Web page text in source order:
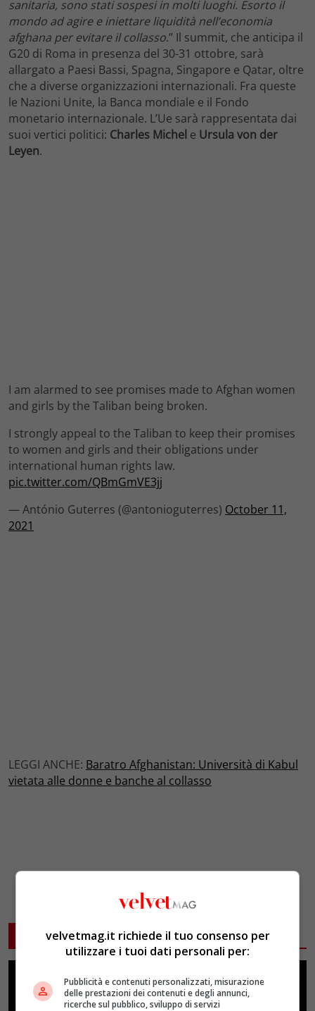
sanitaria, sono stati sospesi in molti luoghi. Esorto il
mondo ad agire e iniettare liquidità nell’economia
afghana per evitare il collasso.” Il summit, che anticipa il
G20 di Roma in presenza del 30-31 ottobre, sarà
allargato a Paesi Bassi, Spagna, Singapore e Qatar, oltre
che a diverse organizzazioni internazionali. Fra queste
le Nazioni Unite, la Banca mondiale e il Fondo
monetario internazionale. L’Ue sarà rappresentata dai
suoi vertici politici: Charles Michel e Ursula von der
Leyen.
I am alarmed to see promises made to Afghan women
and girls by the Taliban being broken.
I strongly appeal to the Taliban to keep their promises
to women and girls and their obligations under
international human rights law.
pic.twitter.com/QBmGmVE3jj
— António Guterres (@antonioguterres) October 11,
2021
LEGGI ANCHE: Baratro Afghanistan: Università di Kabul
vietata alle donne e banche al collasso
ARTICOLI CORRELATI
velvetmag.it richiede il tuo consenso per
utilizzare i tuoi dati personali per:
Pubblicità e contenuti personalizzati, misurazione
delle prestazioni dei contenuti e degli annunci,
ricerche sul pubblico, sviluppo di servizi